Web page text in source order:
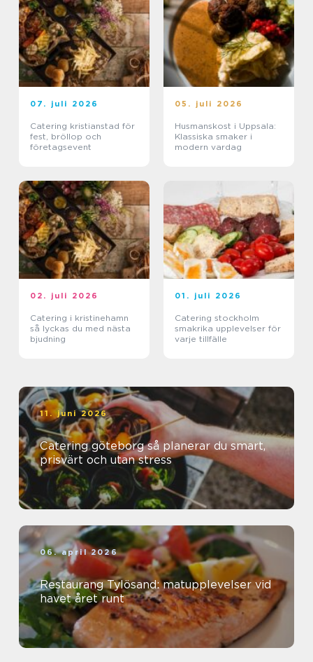
07. juli 2026
Catering kristianstad för
fest, bröllop och
företagsevent
05. juli 2026
Husmanskost i Uppsala:
Klassiska smaker i
modern vardag
02. juli 2026
Catering i kristinehamn
så lyckas du med nästa
bjudning
01. juli 2026
Catering stockholm
smakrika upplevelser för
varje tillfälle
11. juni 2026
Catering göteborg så planerar du smart,
prisvärt och utan stress
06. april 2026
Restaurang Tylösand: matupplevelser vid
havet året runt